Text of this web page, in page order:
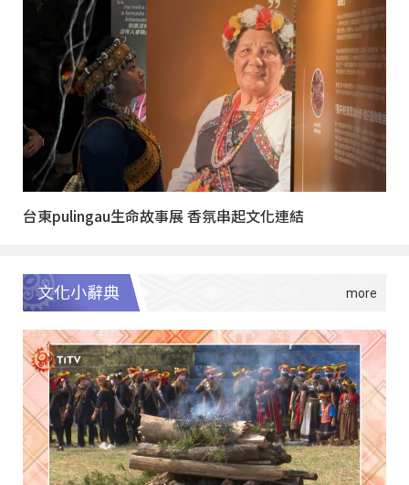
台東pulingau生命故事展 香氛串起文化連結
文化小辭典